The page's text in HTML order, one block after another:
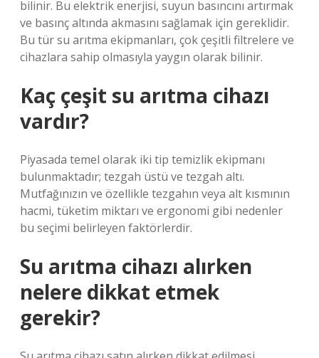
bilinir. Bu elektrik enerjisi, suyun basıncını artırmak
ve basınç altında akmasını sağlamak için gereklidir.
Bu tür su arıtma ekipmanları, çok çeşitli filtrelere ve
cihazlara sahip olmasıyla yaygın olarak bilinir.
Kaç çeşit su arıtma cihazı
vardır?
Piyasada temel olarak iki tip temizlik ekipmanı
bulunmaktadır; tezgah üstü ve tezgah altı.
Mutfağınızın ve özellikle tezgahın veya alt kısmının
hacmi, tüketim miktarı ve ergonomi gibi nedenler
bu seçimi belirleyen faktörlerdir.
Su arıtma cihazı alırken
nelere dikkat etmek
gerekir?